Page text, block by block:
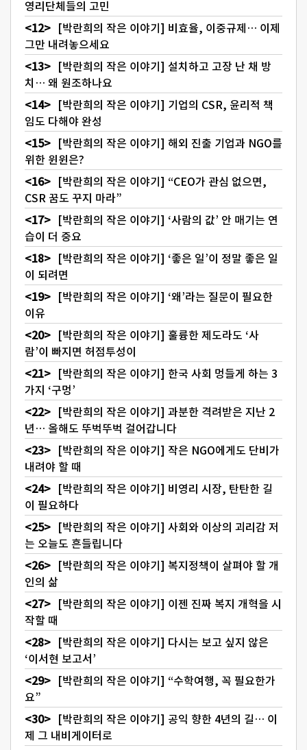
영리단체들의 고민
[박란희의 작은 이야기] 비효율, 이중규제… 이제
그만 내려놓으세요
[박란희의 작은 이야기] 설치하고 고장 난 채 방
치… 왜 원조하나요
[박란희의 작은 이야기] 기업의 CSR, 윤리적 책
임도 다해야 완성
[박란희의 작은 이야기] 해외 진출 기업과 NGO를
위한 윈윈은?
[박란희의 작은 이야기] “CEO가 관심 없으면,
CSR 꿈도 꾸지 마라”
[박란희의 작은 이야기] ‘사람의 값’ 안 매기는 연
습이 더 중요
[박란희의 작은 이야기] ‘좋은 일’이 정말 좋은 일
이 되려면
[박란희의 작은 이야기] ‘왜’라는 질문이 필요한
이유
[박란희의 작은 이야기] 훌륭한 제도라도 ‘사
람’이 빠지면 허점투성이
[박란희의 작은 이야기] 한국 사회 멍들게 하는 3
가지 ‘구멍’
[박란희의 작은 이야기] 과분한 격려받은 지난 2
년… 올해도 뚜벅뚜벅 걸어갑니다
[박란희의 작은 이야기] 작은 NGO에게도 단비가
내려야 할 때
[박란희의 작은 이야기] 비영리 시장, 탄탄한 길
이 필요하다
[박란희의 작은 이야기] 사회와 이상의 괴리감 저
는 오늘도 흔들립니다
[박란희의 작은 이야기] 복지정책이 살펴야 할 개
인의 삶
[박란희의 작은 이야기] 이젠 진짜 복지 개혁을 시
작할 때
[박란희의 작은 이야기] 다시는 보고 싶지 않은
‘이서현 보고서’
[박란희의 작은 이야기] “수학여행, 꼭 필요한가
요”
[박란희의 작은 이야기] 공익 향한 4년의 길… 이
제 그 내비게이터로